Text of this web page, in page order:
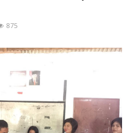
875